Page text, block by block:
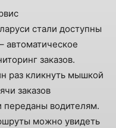
стали доступны
автоматическое
заказов.
раз кликнуть мышкой
заказов
переданы водителям.
можно увидеть